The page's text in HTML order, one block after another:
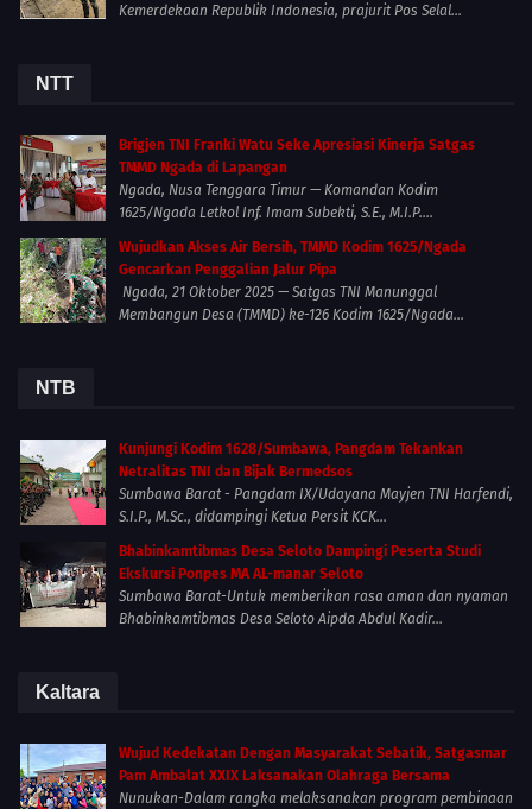
Kemerdekaan Republik Indonesia, prajurit Pos Selal...
NTT
Brigjen TNI Franki Watu Seke Apresiasi Kinerja Satgas
TMMD Ngada di Lapangan
Ngada, Nusa Tenggara Timur — Komandan Kodim
1625/Ngada Letkol Inf. Imam Subekti, S.E., M.I.P....
Wujudkan Akses Air Bersih, TMMD Kodim 1625/Ngada
Gencarkan Penggalian Jalur Pipa
Ngada, 21 Oktober 2025 — Satgas TNI Manunggal
Membangun Desa (TMMD) ke-126 Kodim 1625/Ngada...
NTB
Kunjungi Kodim 1628/Sumbawa, Pangdam Tekankan
Netralitas TNI dan Bijak Bermedsos
Sumbawa Barat - Pangdam IX/Udayana Mayjen TNI Harfendi,
S.I.P., M.Sc., didampingi Ketua Persit KCK...
Bhabinkamtibmas Desa Seloto Dampingi Peserta Studi
Ekskursi Ponpes MA AL-manar Seloto
Sumbawa Barat-Untuk memberikan rasa aman dan nyaman
Bhabinkamtibmas Desa Seloto Aipda Abdul Kadir...
Kaltara
Wujud Kedekatan Dengan Masyarakat Sebatik, Satgasmar
Pam Ambalat XXIX Laksanakan Olahraga Bersama
Nunukan-Dalam rangka melaksanakan program pembinaan